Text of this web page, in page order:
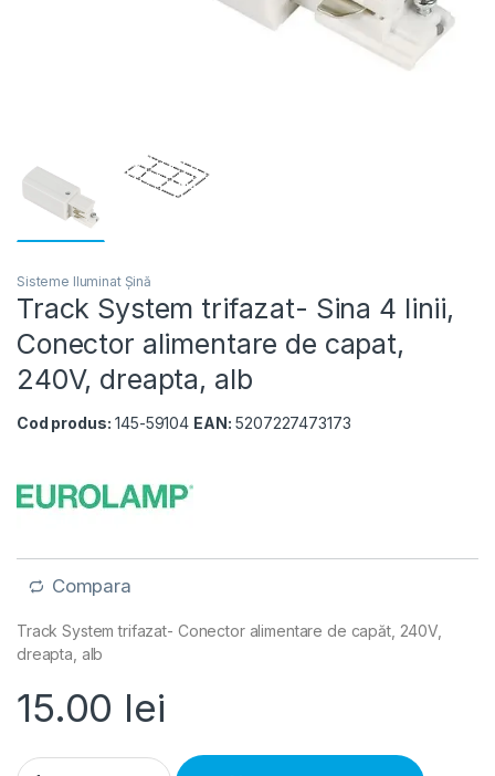
Sisteme Iluminat Șină
Track System trifazat- Sina 4 linii,
Conector alimentare de capat,
240V, dreapta, alb
Cod produs: 145-59104 EAN: 5207227473173
Compara
Track System trifazat- Conector alimentare de capăt, 240V,
dreapta, alb
15.00 lei
Track System trifazat- Sina 4 linii, Conector alimentare de